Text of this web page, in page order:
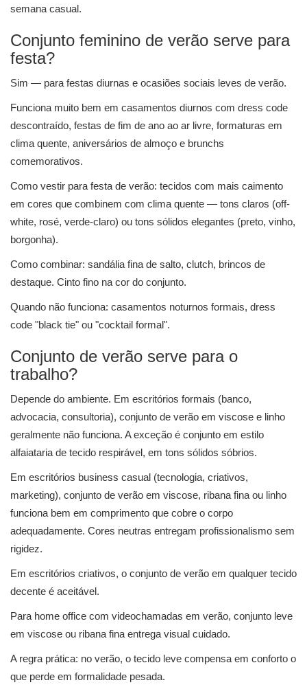
semana casual.
Conjunto feminino de verão serve para
festa?
Sim — para festas diurnas e ocasiões sociais leves de verão.
Funciona muito bem em casamentos diurnos com dress code
descontraído, festas de fim de ano ao ar livre, formaturas em
clima quente, aniversários de almoço e brunchs
comemorativos.
Como vestir para festa de verão: tecidos com mais caimento
em cores que combinem com clima quente — tons claros (off-
white, rosé, verde-claro) ou tons sólidos elegantes (preto, vinho,
borgonha).
Como combinar: sandália fina de salto, clutch, brincos de
destaque. Cinto fino na cor do conjunto.
Quando não funciona: casamentos noturnos formais, dress
code "black tie" ou "cocktail formal".
Conjunto de verão serve para o
trabalho?
Depende do ambiente. Em escritórios formais (banco,
advocacia, consultoria), conjunto de verão em viscose e linho
geralmente não funciona. A exceção é conjunto em estilo
alfaiataria de tecido respirável, em tons sólidos sóbrios.
Em escritórios business casual (tecnologia, criativos,
marketing), conjunto de verão em viscose, ribana fina ou linho
funciona bem em comprimento que cobre o corpo
adequadamente. Cores neutras entregam profissionalismo sem
rigidez.
Em escritórios criativos, o conjunto de verão em qualquer tecido
decente é aceitável.
Para home office com videochamadas em verão, conjunto leve
em viscose ou ribana fina entrega visual cuidado.
A regra prática: no verão, o tecido leve compensa em conforto o
que perde em formalidade pesada.